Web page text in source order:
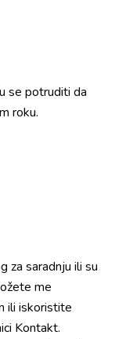
se potruditi da
roku.
za saradnju ili su
me
ili iskoristite
Kontakt.